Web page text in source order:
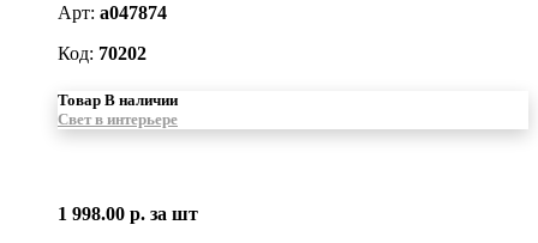
Арт: a047874
Код: 70202
Товар В наличии
Свет в интерьере
1 998.00 р. за шт